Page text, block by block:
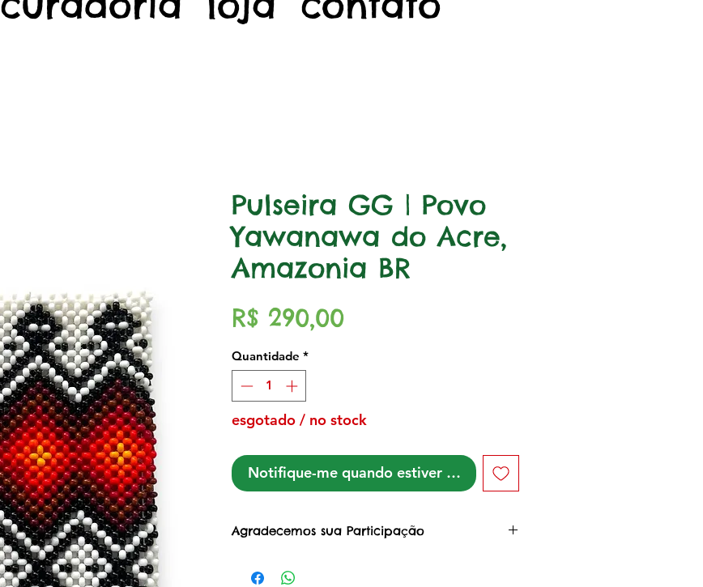
Pulseira GG | Povo
Yawanawa do Acre,
Amazonia BR
R$ 290,00Preço
Quantidade *
esgotado / no stock
Notifique-me quando estiver disponível
Agradecemos sua Participação
Projeto Mulheres da Floresta